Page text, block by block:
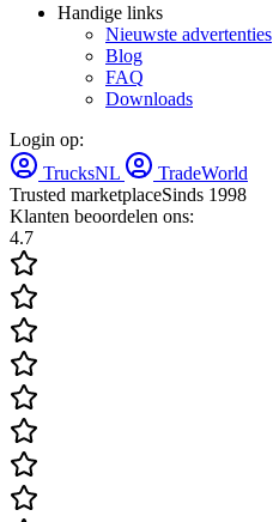
Handige links
Nieuwste advertenties
Blog
FAQ
Downloads
Login op:
TrucksNL
TradeWorld
Trusted marketplaceSinds 1998
Klanten beoordelen ons:
4.7